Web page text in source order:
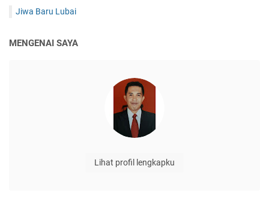
Jiwa Baru Lubai
MENGENAI SAYA
Lihat profil lengkapku